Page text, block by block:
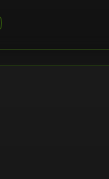
und Edgerunners steht
als je zuvor.